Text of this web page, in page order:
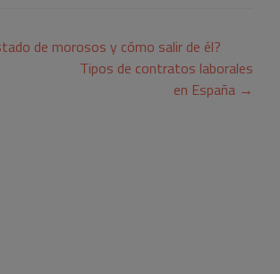
de morosos y cómo salir de él?
Tipos de contratos laborales
en España →